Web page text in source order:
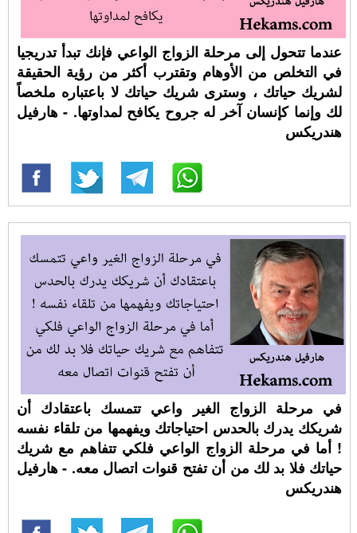
عندما تتحول إلى مرحلة الزواج الواعي فإنك تبدأ تدريجيا
في التخلص من الأوهام وتقترب أكثر من رؤية الحقيقة
لشريك حياتك ، وسترى شريك حياتك لا باعتباره ملخصاً
لك وإنما كإنسان آخر له جروح يكافح لمداوتها. - هارفيل
هندريكس
في مرحلة الزواج الغير واعي تتمسك باعتقادك أن
شريكك يدرك بالحدس احتياجاتك ويفهمها من تلقاء نفسه
! أما في مرحلة الزواج الواعي فلكي تتفاهم مع شريك
حياتك فلا بد لك من أن تفتح قنوات اتصال معه. - هارفيل
هندريكس